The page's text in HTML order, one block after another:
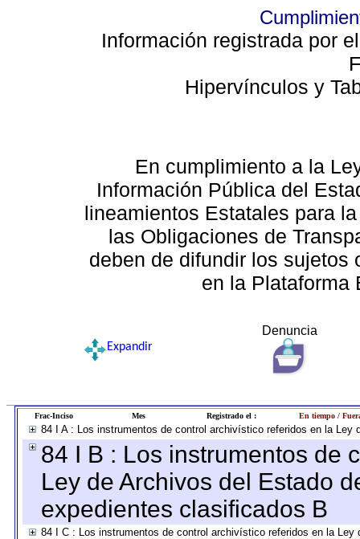
Información registrada por
Hipervínculos y
En cumplimiento a la
Información Pública del
lineamientos Estatales para
las Obligaciones de
deben de difundir los sujetos
en la Plataforma
Denuncia
Expandir
Frac-Inciso Mes Registrado el : En tiempo /
84 I A : Los instrumentos de control archivístico referidos en la
84 I B : Los instrumentos de
Ley de Archivos del Estado
expedientes clasificados B
84 I C : Los instrumentos de control archivístico referidos en la